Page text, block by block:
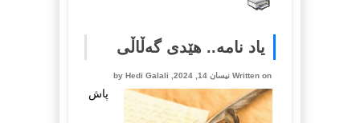
یاد نامە.. هێدی گەڵاڵی
Written on نیسان 14, 2024, by Hedi Galali
پاش